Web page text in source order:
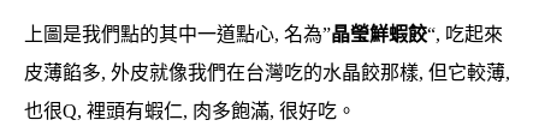
上圖是我們點的其中一道點心, 名為”晶瑩鮮蝦餃“, 吃起來
皮薄餡多, 外皮就像我們在台灣吃的水晶餃那樣, 但它較薄,
也很Q, 裡頭有蝦仁, 肉多飽滿, 很好吃。